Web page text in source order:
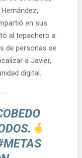
en sus
al tepachero a
de personas se
a Javier,
digital.